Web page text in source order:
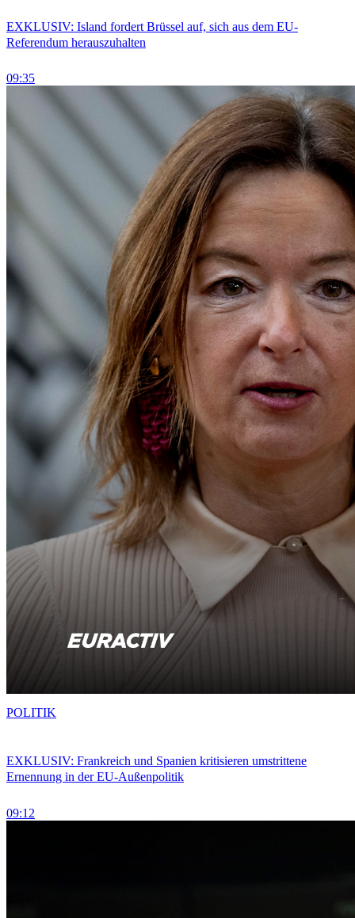
EXKLUSIV: Island fordert Brüssel auf, sich aus dem EU-
Referendum herauszuhalten
09:35
EXKLUSIV: Frankreich und Spanien kritisieren umstrittene
Ernennung in der EU-Außenpolitik
09:12
POLITIK